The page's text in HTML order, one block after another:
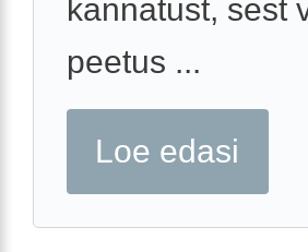
kannatust, sest
peetus ...
Loe edasi